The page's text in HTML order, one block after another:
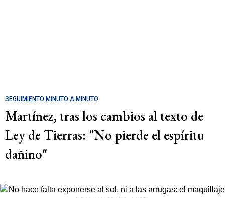
SEGUIMIENTO MINUTO A MINUTO
Martínez, tras los cambios al texto de
Ley de Tierras: "No pierde el espíritu
dañino"